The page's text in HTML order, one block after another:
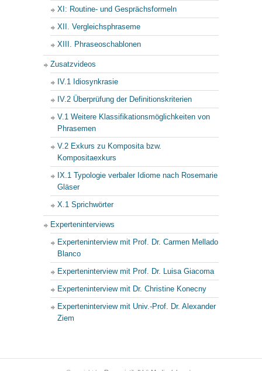
XI: Routine- und Gesprächsformeln
XII. Vergleichsphraseme
XIII. Phraseoschablonen
Zusatzvideos
IV.1 Idiosynkrasie
IV.2 Überprüfung der Definitionskriterien
V.1 Weitere Klassifikationsmöglichkeiten von
Phrasemen
V.2 Exkurs zu Komposita bzw.
Kompositaexkurs
IX.1 Typologie verbaler Idiome nach Rosemarie
Gläser
X.1 Sprichwörter
Experteninterviews
Experteninterview mit Prof. Dr. Carmen Mellado
Blanco
Experteninterview mit Prof. Dr. Luisa Giacoma
Experteninterview mit Dr. Christine Konecny
Experteninterview mit Univ.-Prof. Dr. Alexander
Ziem